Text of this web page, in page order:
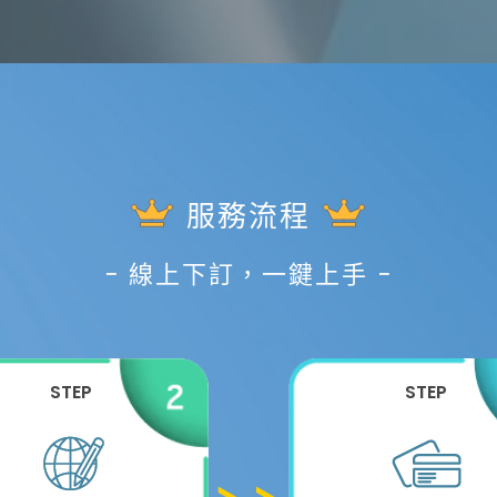
服務流程
− 線上下訂，一鍵上手 −
STEP STEP